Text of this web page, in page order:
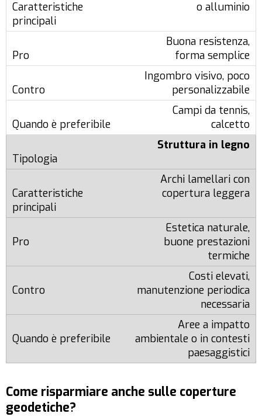
o alluminio
Buona resistenza,
forma semplice
Ingombro visivo, poco
personalizzabile
Campi da tennis,
calcetto
Struttura in legno
Archi lamellari con
copertura leggera
Estetica naturale,
buone prestazioni
termiche
Costi elevati,
manutenzione periodica
necessaria
Aree a impatto
ambientale o in contesti
paesaggistici
Come risparmiare anche sulle coperture
geodetiche?